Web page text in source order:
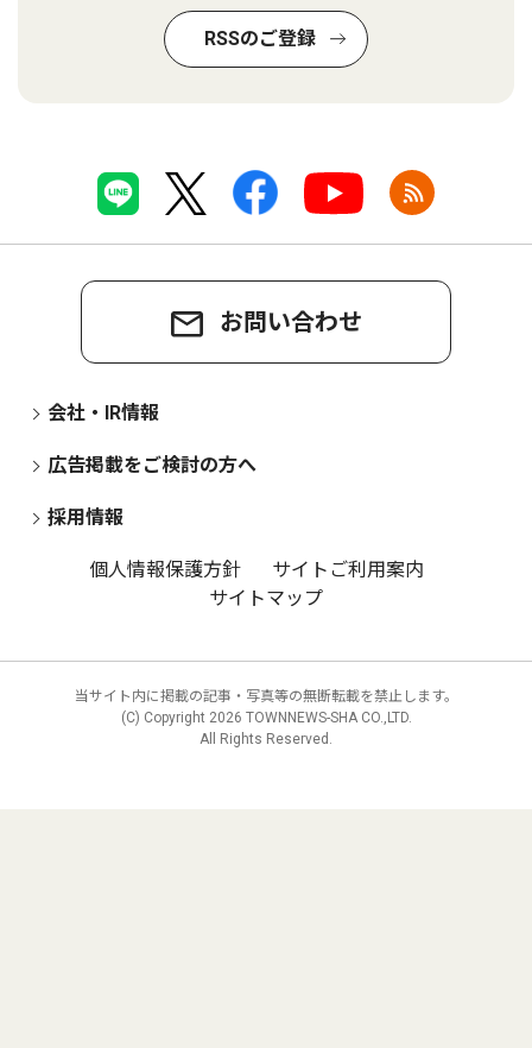
RSSのご登録
お問い合わせ
会社・IR情報
広告掲載をご検討の方へ
採用情報
個人情報保護方針
サイトご利用案内
サイトマップ
当サイト内に掲載の記事・写真等の無断転載を禁止します。
(C) Copyright 2026 TOWNNEWS-SHA CO.,LTD.
All Rights Reserved.